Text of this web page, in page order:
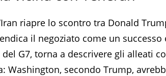
riapre lo scontro tra Donald
il negoziato come un successo
G7, torna a descrivere gli alleati
Washington, secondo Trump,